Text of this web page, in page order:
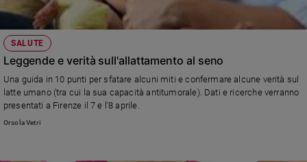
SALUTE
Leggende e verità sull'allattamento al seno
Una guida in 10 punti per sfatare alcuni miti e confermare alcune verità sul
latte umano (tra cui la sua capacità antitumorale). Dati e ricerche verranno
presentati a Firenze il 7 e l'8 aprile.
Orsola Vetri